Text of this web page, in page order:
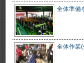
全体準備
全体作業